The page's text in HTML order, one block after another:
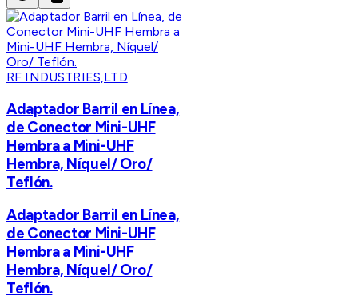
RF INDUSTRIES,LTD
Adaptador Barril en Línea,
de Conector Mini-UHF
Hembra a Mini-UHF
Hembra, Níquel/ Oro/
Teflón.
Adaptador Barril en Línea,
de Conector Mini-UHF
Hembra a Mini-UHF
Hembra, Níquel/ Oro/
Teflón.